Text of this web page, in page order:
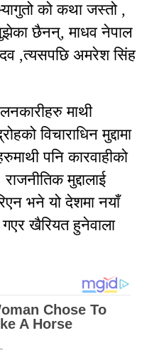
को कथा जस्तो ,
छैनन्, माधव नेपाल
,त्यसपछि अमरेश सिंह
माथी
विचाराधिन मुद्दामा
पनि कारवाहीको
मुद्दालाई
भने यो देशमा नयाँ
गएर खैरियत हुनेवाला